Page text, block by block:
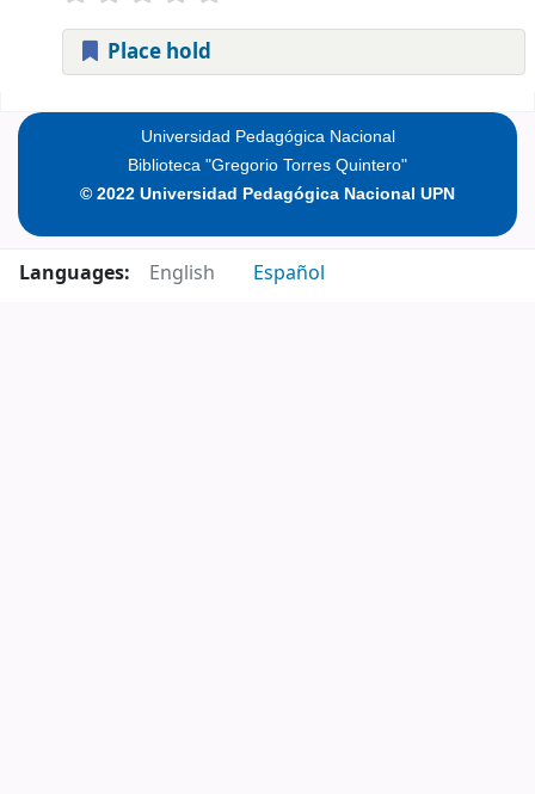
Place hold
Universidad Pedagógica Nacional
Biblioteca "Gregorio Torres Quintero"
© 2022 Universidad Pedagógica Nacional UPN
Languages: English Español